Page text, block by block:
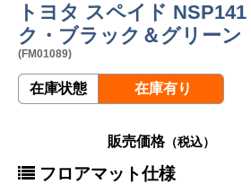
トヨタ スペイド
ク・ブラック＆グリーン
(FM01089)
在庫状態 在庫有り
販売価格（税込）
フロアマット仕様